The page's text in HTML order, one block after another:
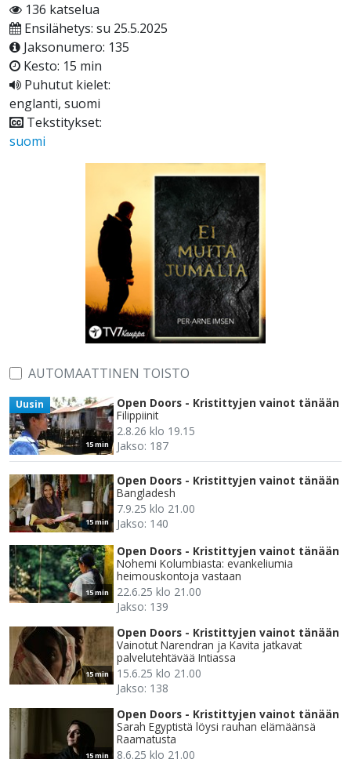
136 katselua
Ensilähetys: su 25.5.2025
Jaksonumero: 135
Kesto: 15 min
Puhutut kielet:
englanti, suomi
Tekstitykset:
suomi
AUTOMAATTINEN TOISTO
15 min
Uusin
Open Doors - Kristittyjen vainot tänään
Filippiinit
2.8.26 klo 19.15
Jakso: 187
15 min
Open Doors - Kristittyjen vainot tänään
Bangladesh
7.9.25 klo 21.00
Jakso: 140
15 min
Open Doors - Kristittyjen vainot tänään
Nohemi Kolumbiasta: evankeliumia
heimouskontoja vastaan
22.6.25 klo 21.00
Jakso: 139
15 min
Open Doors - Kristittyjen vainot tänään
Vainotut Narendran ja Kavita jatkavat
palvelutehtävää Intiassa
15.6.25 klo 21.00
Jakso: 138
15 min
Open Doors - Kristittyjen vainot tänään
Sarah Egyptistä löysi rauhan elämäänsä
Raamatusta
8.6.25 klo 21.00